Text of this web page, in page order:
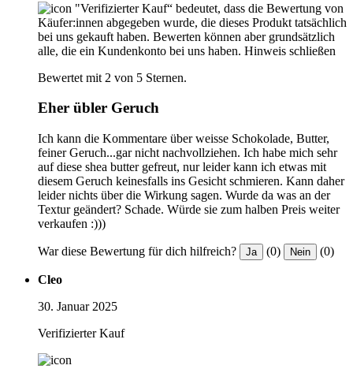
"Verifizierter Kauf“ bedeutet, dass die Bewertung von
Käufer:innen abgegeben wurde, die dieses Produkt tatsächlich
bei uns gekauft haben. Bewerten können aber grundsätzlich
alle, die ein Kundenkonto bei uns haben. Hinweis schließen
Bewertet mit 2 von 5 Sternen.
Eher übler Geruch
Ich kann die Kommentare über weisse Schokolade, Butter,
feiner Geruch...gar nicht nachvollziehen. Ich habe mich sehr
auf diese shea butter gefreut, nur leider kann ich etwas mit
diesem Geruch keinesfalls ins Gesicht schmieren. Kann daher
leider nichts über die Wirkung sagen. Wurde da was an der
Textur geändert? Schade. Würde sie zum halben Preis weiter
verkaufen :)))
War diese Bewertung für dich hilfreich? Ja (0) Nein (0)
Cleo
30. Januar 2025
Verifizierter Kauf